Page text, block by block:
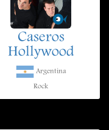
Caseros
Hollywood
Argentina
Rock